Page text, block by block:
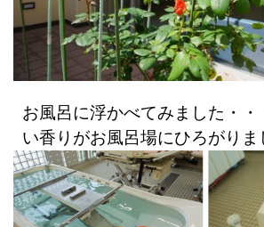
お風呂に浮かべてみました・
い香りがお風呂場にひろがりま